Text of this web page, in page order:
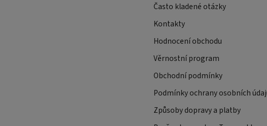
Často kladené otázky
Kontakty
Hodnocení obchodu
Věrnostní program
Obchodní podmínky
Podmínky ochrany osobních
Způsoby dopravy a platby